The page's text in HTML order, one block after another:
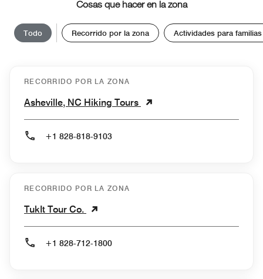
Cosas que hacer en la zona
Todo Recorrido por la zona Actividades para
RECORRIDO POR LA ZONA
Asheville, NC Hiking Tours
+1 828-818-9103
RECORRIDO POR LA ZONA
TukIt Tour Co.
+1 828-712-1800